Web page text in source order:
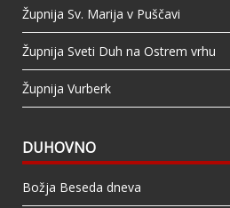
Župnija Sv. Marija v Puščavi
Župnija Sveti Duh na Ostrem vrhu
Župnija Vurberk
DUHOVNO
Božja Beseda dneva